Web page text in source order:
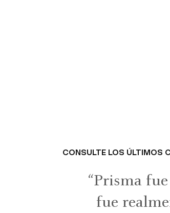
CONSULTE LOS ÚLTIMOS
“Prisma
fue